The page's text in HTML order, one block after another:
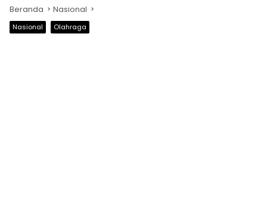
Beranda Nasional
Nasional Olahraga